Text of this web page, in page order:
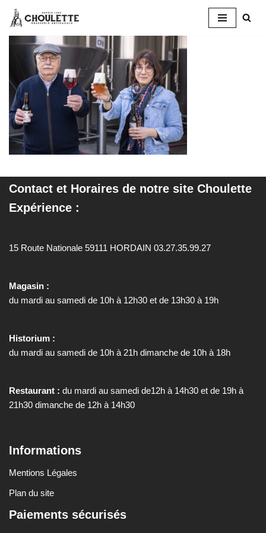
au
contenu
Contact et Horaires de notre site Choulette
Expérience :
15 Route Nationale 59111 HORDAIN 03.27.35.99.27
Magasin :
du mardi au samedi de 10h à 12h30 et de 13h30 à 19h
Historium :
du mardi au samedi de 10h à 21h dimanche de 10h à 18h
Restaurant : du mardi au samedi de12h à 14h30 et de 19h à
21h30 dimanche de 12h à 14h30
Informations
Mentions Légales
Plan du site
Paiements sécurisés